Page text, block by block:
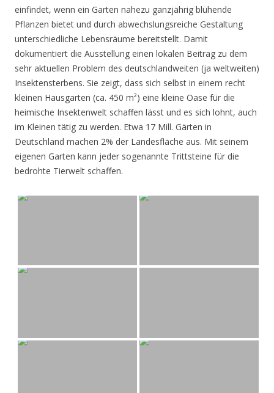
einfindet, wenn ein Garten nahezu ganzjährig blühende
Pflanzen bietet und durch abwechslungsreiche Gestaltung
unterschiedliche Lebensräume bereitstellt. Damit
dokumentiert die Ausstellung einen lokalen Beitrag zu dem
sehr aktuellen Problem des deutschlandweiten (ja weltweiten)
Insektensterbens. Sie zeigt, dass sich selbst in einem recht
kleinen Hausgarten (ca. 450 m²) eine kleine Oase für die
heimische Insektenwelt schaffen lässt und es sich lohnt, auch
im Kleinen tätig zu werden. Etwa 17 Mill. Gärten in
Deutschland machen 2% der Landesfläche aus. Mit seinem
eigenen Garten kann jeder sogenannte Trittsteine für die
bedrohte Tierwelt schaffen.